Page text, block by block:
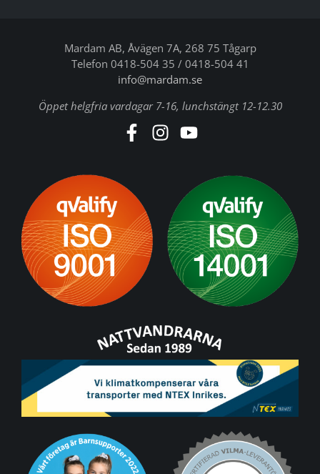
Mardam AB, Åvägen 7A, 268 75 Tågarp
Telefon 0418-504 35 / 0418-504 41
info@mardam.se
Öppet helgfria vardagar 7-16, lunchstängt 12-12.30